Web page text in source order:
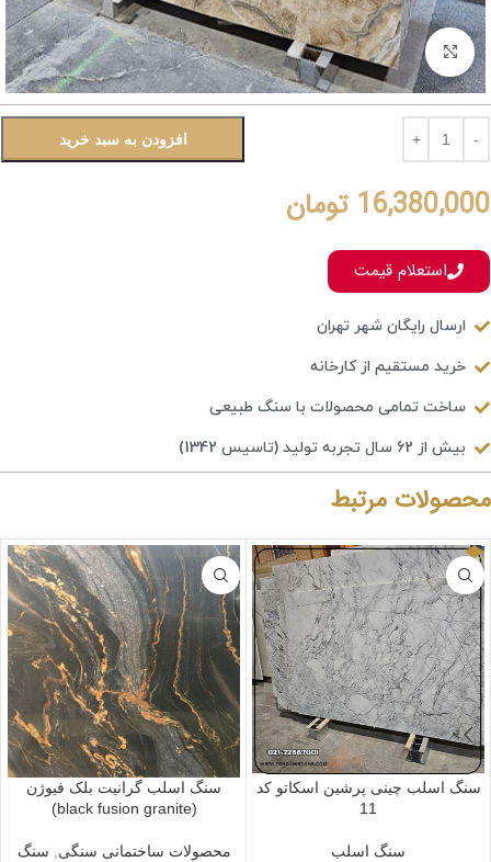
بزرگنمایی تصویر
افزودن به سبد خرید
16,380,000 تومان
استعلام قیمت
ارسال رایگان شهر تهران
خرید مستقیم از کارخانه
ساخت تمامی محصولات با سنگ طبیعی
بیش از 62 سال تجربه تولید (تاسیس 1342)
محصولات مرتبط
سنگ اسلب چینی پرشین اسکاتو کد
11
سنگ اسلب
سنگ اسلب گرانیت بلک فیوژن
(black fusion granite)
محصولات ساختمانی سنگی
سنگ